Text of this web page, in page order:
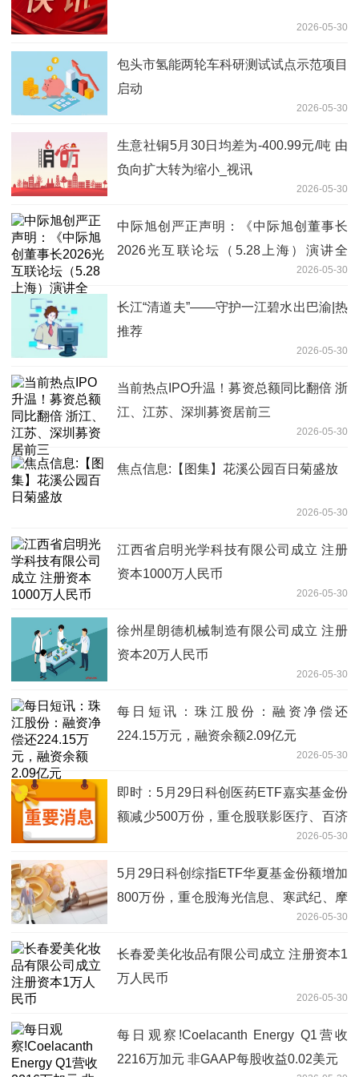
2026-05-30
包头市氢能两轮车科研测试试点示范项目
启动
2026-05-30
生意社铜5月30日均差为-400.99元/吨 由
负向扩大转为缩小_视讯
2026-05-30
中际旭创严正声明：《中际旭创董事长
2026光互联论坛（5.28上海）演讲全
2026-05-30
长江“清道夫”——守护一江碧水出巴渝|热
推荐
2026-05-30
当前热点IPO升温！募资总额同比翻倍 浙
江、江苏、深圳募资居前三
2026-05-30
焦点信息:【图集】花溪公园百日菊盛放
2026-05-30
江西省启明光学科技有限公司成立 注册
资本1000万人民币
2026-05-30
徐州星朗德机械制造有限公司成立 注册
资本20万人民币
2026-05-30
每日短讯：珠江股份：融资净偿还
224.15万元，融资余额2.09亿元
2026-05-30
即时：5月29日科创医药ETF嘉实基金份
额减少500万份，重仓股联影医疗、百济
2026-05-30
5月29日科创综指ETF华夏基金份额增加
800万份，重仓股海光信息、寒武纪、摩
2026-05-30
长春爱美化妆品有限公司成立 注册资本1
万人民币
2026-05-30
每日观察!Coelacanth Energy Q1营收
2216万加元 非GAAP每股收益0.02美元